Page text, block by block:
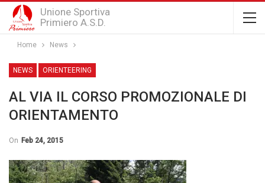
Unione Sportiva
Primiero A.S.D.
Home News
NEWS ORIENTEERING
AL VIA IL CORSO PROMOZIONALE DI
ORIENTAMENTO
On Feb 24, 2015